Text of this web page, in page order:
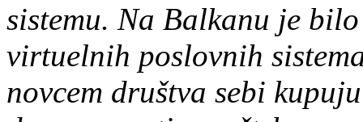
sistemu. Na Balkanu je
virtuelnih poslovnih
novcem društva sebi